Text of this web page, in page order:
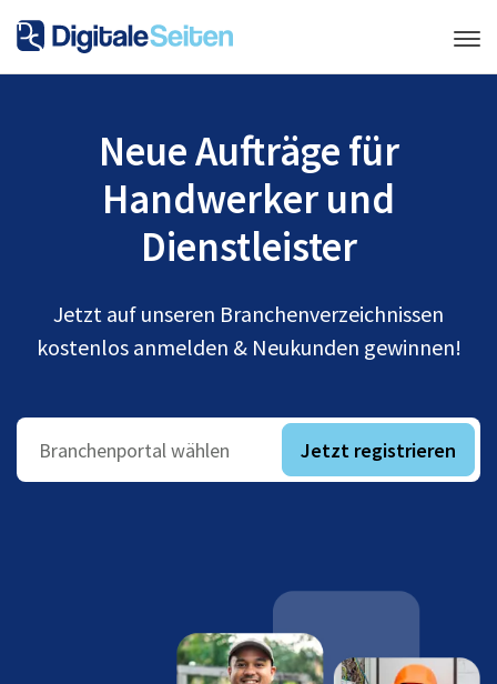
Neue Aufträge für
Handwerker und
Dienstleister
Jetzt auf unseren Branchenverzeichnissen
kostenlos anmelden & Neukunden gewinnen!
Branchenportal wählen Jetzt registrieren